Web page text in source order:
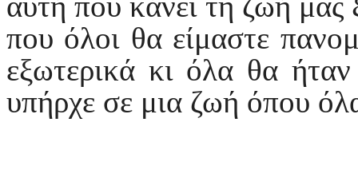
που όλοι θα είμαστε
εξωτερικά κι όλα θα
υπήρχε σε μια ζωή όπου